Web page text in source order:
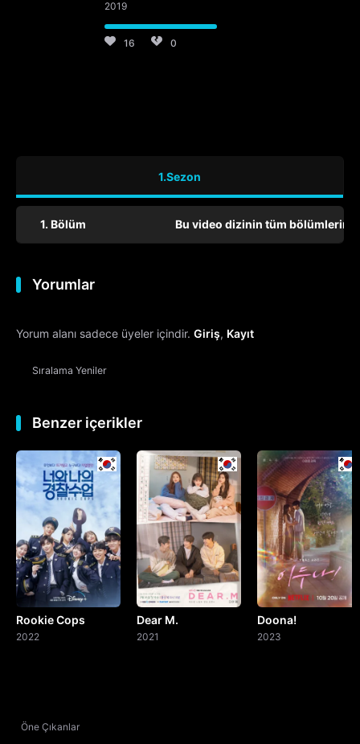
2019
16 0
1.Sezon
1. Bölüm Bu video dizinin tüm bölümlerini
Yorumlar
Yorum alanı sadece üyeler içindir. Giriş, Kayıt
Sıralama Yeniler
Benzer içerikler
Rookie Cops
2022
Dear M.
2021
Doona!
2023
Öne Çıkanlar